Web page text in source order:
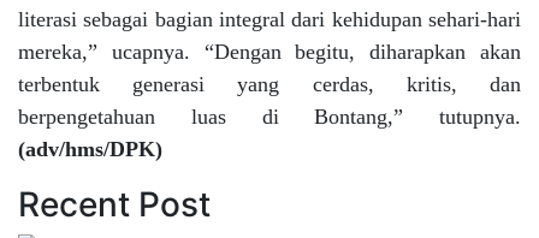
literasi sebagai bagian integral dari kehidupan sehari-hari
mereka,” ucapnya. “Dengan begitu, diharapkan akan
terbentuk generasi yang cerdas, kritis, dan
berpengetahuan luas di Bontang,” tutupnya.
(adv/hms/DPK)
Recent Post